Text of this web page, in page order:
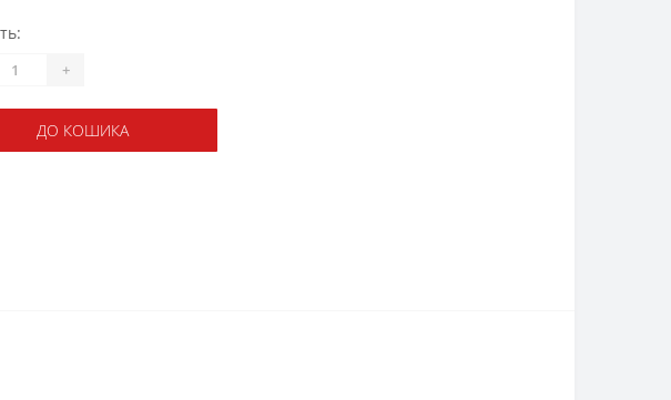
+
ДО КОШИКА